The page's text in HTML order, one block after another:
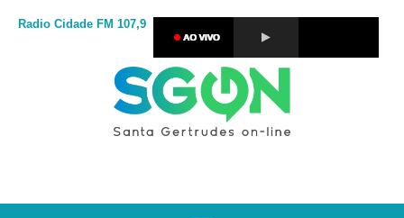
Radio Cidade FM 107,9